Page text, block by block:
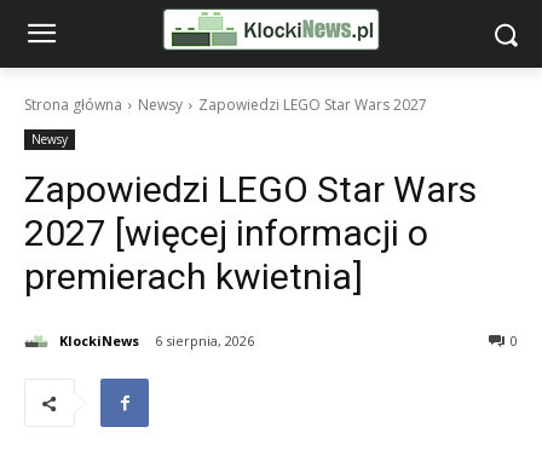
Strona główna Newsy Zapowiedzi LEGO Star Wars 2027
Newsy
Zapowiedzi LEGO Star Wars
2027 [więcej informacji o
premierach kwietnia]
KlockiNews 6 sierpnia, 2026 0